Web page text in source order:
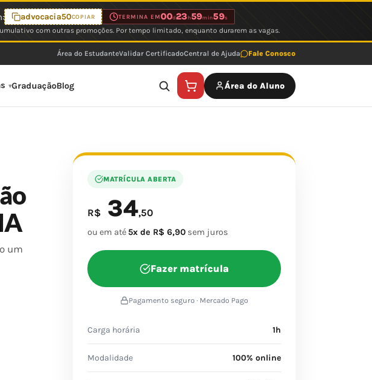
advocacia50COPIAR TERMINA EM00d23 h59min59s
com outras promoções. Por tempo limitado, enquanto durarem as vagas.
Área do EstudanteValidar CertificadoCentral de Ajuda Fale Conosco
GraduaçãoBlog Área do Aluno
um
MATRÍCULA ABERTA
R$ 34,50
ou em até 5x de R$ 6,90 sem juros
Fazer matrícula
Pagamento seguro · Mercado Pago
Carga horária 1h
Modalidade 100% online